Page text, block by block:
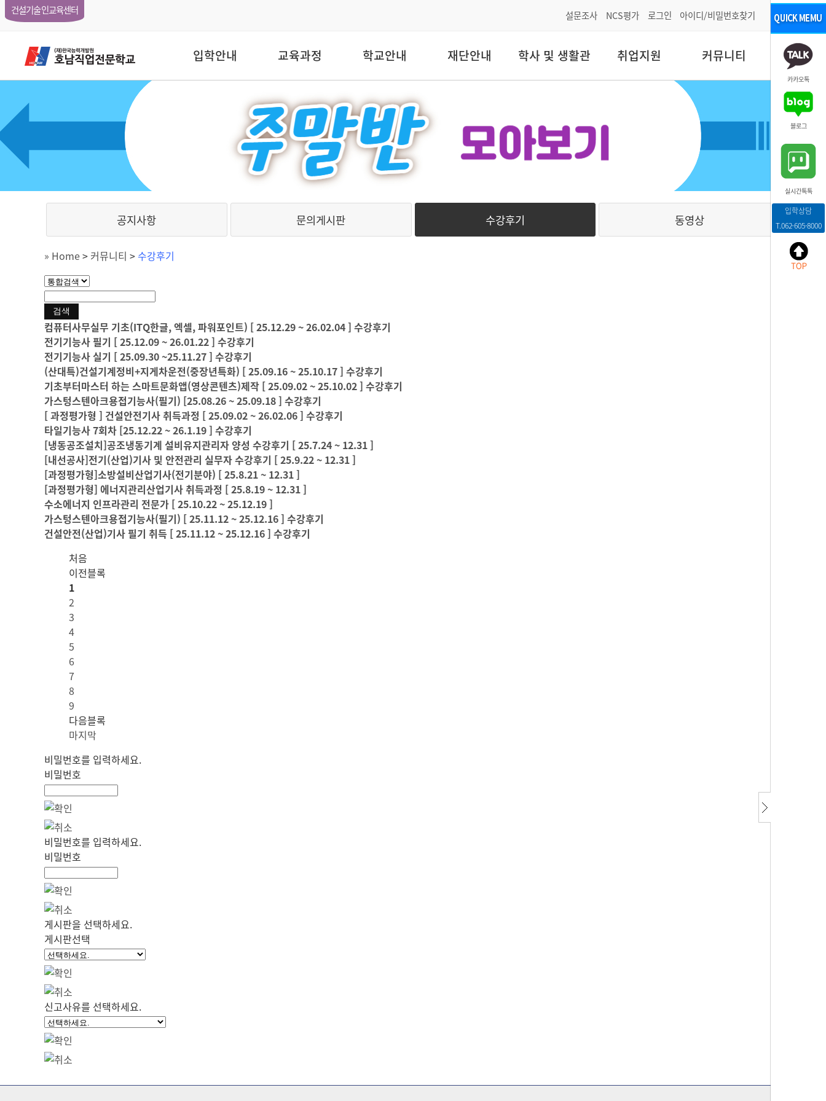
건설기술인교육센터 설문조사 NCS평가 로그인 아이디/비밀번호찾기
입학안내 교육과정 학교안내 재단안내 학사 및 생활관 취업지원 커뮤니티
공지사항 문의게시판 수강후기 동영상
» Home> 커뮤니티 >수강후기
컴퓨터사무실무 기초(ITQ한글, 엑셀, 파워포인트) [ 25.12.29 ~ 26.02.04 ] 수강후기
전기기능사 필기 [ 25.12.09 ~ 26.01.22 ] 수강후기
전기기능사 실기 [ 25.09.30 ~25.11.27 ] 수강후기
(산대특)건설기계정비+지게차운전(중장년특화) [ 25.09.16 ~ 25.10.17 ] 수강후기
기초부터마스터 하는 스마트문화앱(영상콘텐츠)제작 [ 25.09.02 ~ 25.10.02 ] 수강후기
가스텅스텐아크용접기능사(필기) [25.08.26 ~ 25.09.18 ] 수강후기
[ 과정평가형 ] 건설안전기사 취득과정 [ 25.09.02 ~ 26.02.06 ] 수강후기
타일기능사 7회차 [25.12.22 ~ 26.1.19 ] 수강후기
[냉동공조설치]공조냉동기계 설비유지관리자 양성 수강후기 [ 25.7.24 ~ 12.31 ]
[내선공사]전기(산업)기사 및 안전관리 실무자 수강후기 [ 25.9.22 ~ 12.31 ]
[과정평가형]소방설비산업기사(전기분야) [ 25.8.21 ~ 12.31 ]
[과정평가형] 에너지관리산업기사 취득과정 [ 25.8.19 ~ 12.31 ]
수소에너지 인프라관리 전문가 [ 25.10.22 ~ 25.12.19 ]
가스텅스텐아크용접기능사(필기) [ 25.11.12 ~ 25.12.16 ] 수강후기
건설안전(산업)기사 필기 취득 [ 25.11.12 ~ 25.12.16 ] 수강후기
처음
이전블록
1
2
3
4
5
6
7
8
9
다음블록
마지막
비밀번호를 입력하세요.
비밀번호
비밀번호를 입력하세요.
비밀번호
게시판을 선택하세요.
게시판선택
신고사유를 선택하세요.
카카오톡
블로그
실시간톡톡
입학상담
T.062-605-8000